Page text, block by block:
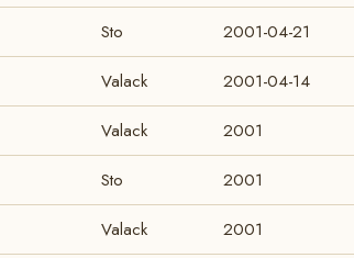
Sto 2001-04-21
Valack 2001-04-14
Valack 2001
Sto 2001
Valack 2001